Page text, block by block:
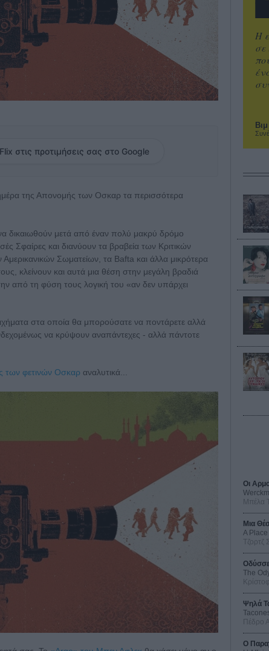
στις προτιμήσεις σας στο Google
της Απονομής των Οσκαρ τα περισσότερα
δικαιωθούν μετά από έναν πολύ μακρύ δρόμο
Σφαίρες και διανύουν τα βραβεία των Κριτικών
Σωματείων, τα Bafta και άλλα μικρότερα
κλείνουν και αυτά μια θέση στην μεγάλη βραδιά
από τη φύση τους λογική του «αν δεν υπάρχει
στα οποία θα μπορούσατε να ποντάρετε αλλά
να κρύψουν αναπάντεχες - αλλά πάντοτε
των φετινών Οσκαρ αναλυτικά...
Η
σε
Οι
Μπέλα
Μια
A
Τζορτζ
The
Ψηλά
Πέδρο
Ο